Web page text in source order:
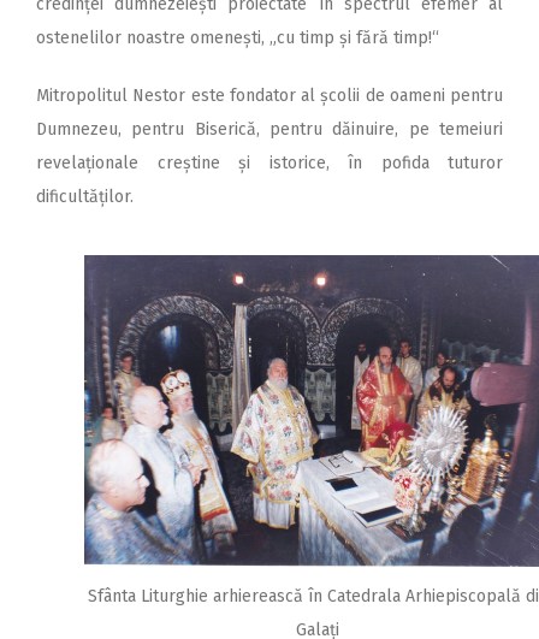
ostenelilor noastre omenești, „cu timp și fără timp!“
Mitropolitul Nestor este fondator al școlii de oameni pentru
Dumnezeu, pentru Biserică, pentru dăinuire, pe temeiuri
revelaționale creștine și istorice, în pofida tuturor
dificultăților.
Sfânta Liturghie arhierească în Catedrala Arhiepiscopală
Galați